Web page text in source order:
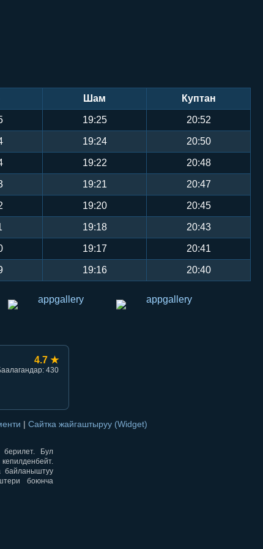
Шам Куптан
19:25 20:52
19:24 20:50
19:22 20:48
19:21 20:47
19:20 20:45
19:18 20:43
19:17 20:41
19:16 20:40
4.7 ★
430
| Сайтка жайгаштыруу (Widget)
берилет. Бул
байланыштуу
боюнча